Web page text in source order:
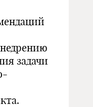
задачи